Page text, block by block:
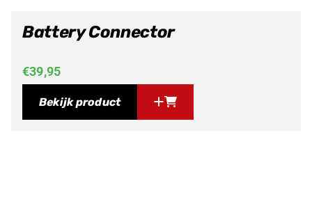
Battery Connector
€39,95
Bekijk product